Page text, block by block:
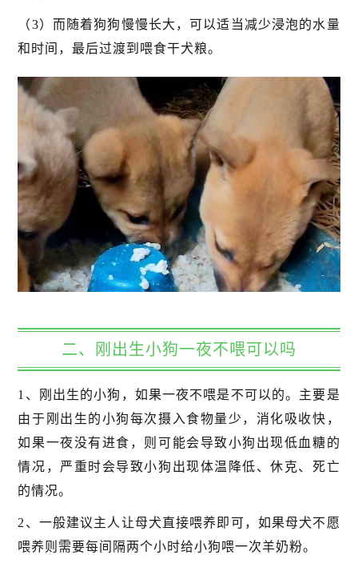
（3）而随着狗狗慢慢长大，可以适当减少浸泡的水量
和时间，最后过渡到喂食干犬粮。
二、刚出生小狗一夜不喂可以吗
1、刚出生的小狗，如果一夜不喂是不可以的。主要是
由于刚出生的小狗每次摄入食物量少，消化吸收快，
如果一夜没有进食，则可能会导致小狗出现低血糖的
情况，严重时会导致小狗出现体温降低、休克、死亡
的情况。
2、一般建议主人让母犬直接喂养即可，如果母犬不愿
喂养则需要每间隔两个小时给小狗喂一次羊奶粉。